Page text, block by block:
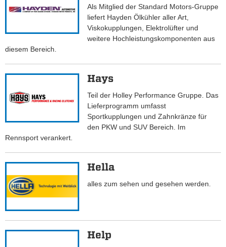
Als Mitglied der Standard Motors-Gruppe
liefert Hayden Ölkühler aller Art,
Viskokupplungen, Elektrolüfter und
weitere Hochleistungskomponenten aus
diesem Bereich.
Hays
Teil der Holley Performance Gruppe. Das
Lieferprogramm umfasst
Sportkupplungen und Zahnkränze für
den PKW und SUV Bereich. Im
Rennsport verankert.
Hella
alles zum sehen und gesehen werden.
Help